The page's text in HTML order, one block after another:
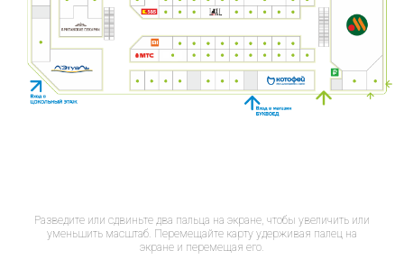
Разведите или сдвиньте два пальца на экране, чтобы увеличить или
уменьшить масштаб. Перемещайте карту удерживая палец на
экране и перемещая его.